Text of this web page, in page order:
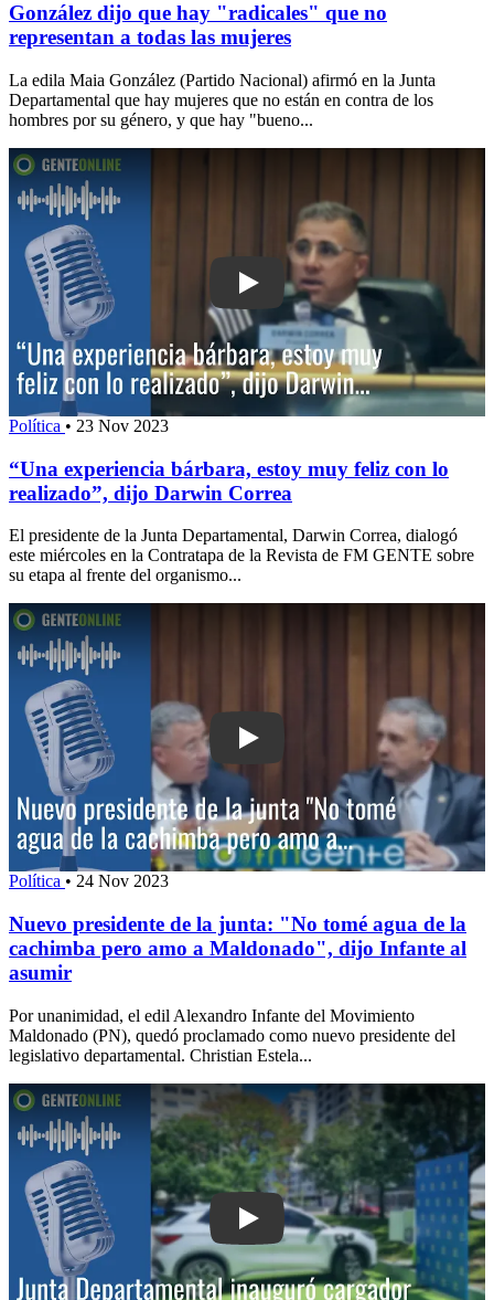
González dijo que hay "radicales" que no
representan a todas las mujeres
La edila Maia González (Partido Nacional) afirmó en la Junta
Departamental que hay mujeres que no están en contra de los
hombres por su género, y que hay "bueno...
Play: “Una experiencia bárbara,
Política • 23 Nov 2023
“Una experiencia bárbara, estoy muy feliz con lo
realizado”, dijo Darwin Correa
El presidente de la Junta Departamental, Darwin Correa, dialogó
este miércoles en la Contratapa de la Revista de FM GENTE sobre
su etapa al frente del organismo...
Play: Nuevo presidente de la junta:
Política • 24 Nov 2023
Nuevo presidente de la junta: "No tomé agua de la
cachimba pero amo a Maldonado", dijo Infante al
asumir
Por unanimidad, el edil Alexandro Infante del Movimiento
Maldonado (PN), quedó proclamado como nuevo presidente del
legislativo departamental. Christian Estela...
Play: Junta Departamental inauguró